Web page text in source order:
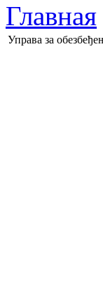
Главная
Управа за